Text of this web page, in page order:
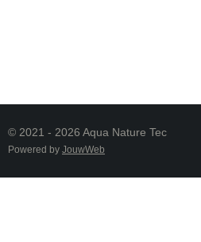
© 2021 - 2026 Aqua Nature Tec
Powered by JouwWeb